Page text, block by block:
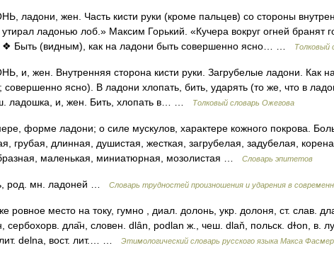
ладони, жен. Часть кисти руки (кроме пальцев) со стороны
ладонью лоб.» Максим Горький. «Кучера вокруг огней бранят
❖ Быть (видным), как на ладони быть совершенно ясно… …
Толковый
и, жен. Внутренняя сторона кисти руки. Загрубелые ладони. Как
ясно). В ладони хлопать, бить, ударять (то же, что в
ладошка, и, жен. Бить, хлопать в… …
Толковый словарь Ожегова
форме ладони; о силе мускулов, характере кожного покрова.
грубая, длинная, душистая, жесткая, загрубелая, задубелая,
маленькая, миниатюрная, мозолистая …
Словарь эпитетов
род. мн. ладоней … Словарь трудностей произношения и ударения в
ровное место на току, гумно , диал. долонь, укр. долоня, ст. слав.
сербохорв. дла̏н, словен. dlȃn, podlan ж., чеш. dlaň, польск. dɫon, в.
delna, вост. лит.… …
Этимологический словарь русского языка Макса